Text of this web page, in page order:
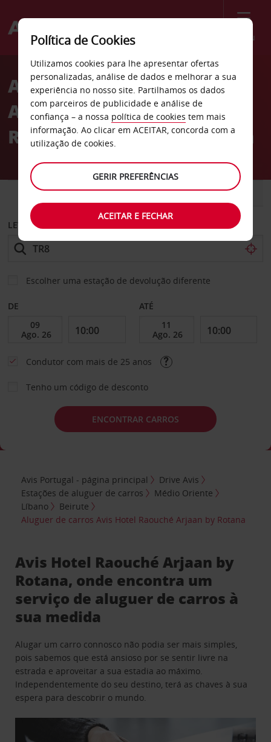
Menu
Welcome
AvisAluguer de carros
Avis Hotel
Raouché Arjaan by Rotana
CARRO COMERCIAIS
LEVANTAR EM
Escolher uma estação de devolução diferente
DE ATÉ
Condutor com mais de 25 anos
Tenho um código de desconto
ENCONTRAR CARROS
Avis Portugal - página principal
Drive Avis
Estações de aluguer de carros
Médio Oriente
Líbano
Beirute
Aluguer de carros Avis Hotel Raouché Arjaan by Rotana
Avis Hotel Raouché Arjaan by
Rotana, onde encontra um
serviço de aluguer de carros à
sua medida
Alugar um carro connosco não podia ser mais simples,
pois sabemos que está ansioso por se sentir livre na
estrada e aproveitar a sua estadia ao máximo.
Independentemente do seu destino, terá as chaves à sua
espera para descobrir o mundo.
Política de Cookies
Utilizamos cookies para lhe apresentar ofertas
personalizadas, análise de dados e melhorar a sua
experiência no nosso site. Partilhamos os dados
com parceiros de publicidade e análise de
confiança – a nossa política de cookies tem mais
informação. Ao clicar em ACEITAR, concorda com a
utilização de cookies.
GERIR PREFERÊNCIAS
ACEITAR E FECHAR